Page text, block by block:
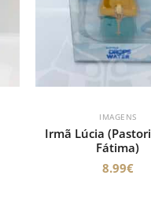
IMAGENS
Irmã Lúcia
Fátima)
8.99€